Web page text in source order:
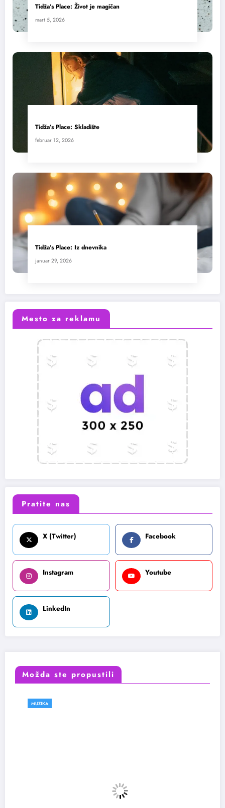
Tidža’s Place: Život je magičan
mart 5, 2026
Tidža’s Place: Skladište
februar 12, 2026
Tidža’s Place: Iz dnevnika
januar 29, 2026
Mesto za reklamu
Pratite nas
X (Twitter) Facebook
Instagram Youtube
LinkedIn
Možda ste propustili